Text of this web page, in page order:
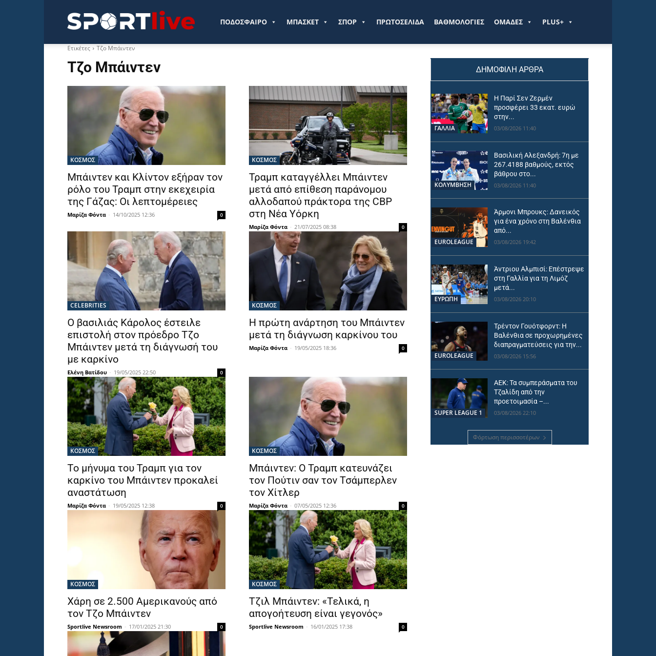
Sportlive.grΠΟΔΟΣΦΑΙΡΟ ΜΠΑΣΚΕΤ ΣΠΟΡ ΠΡΩΤΟΣΕΛΙΔΑ ΒΑΘΜΟΛΟΓΙΕΣ ΟΜΑΔΕΣ PLUS+
Ετικέτες Τζο Μπάιντεν
Τζο Μπάιντεν
ΚΟΣΜΟΣ
Μπάιντεν και Κλίντον εξήραν τον
ρόλο του Τραμπ στην εκεχειρία
της Γάζας: Οι λεπτομέρειες
Μαρίζα Φόντα - 14/10/2025 12:36 0
ΚΟΣΜΟΣ
Τραμπ καταγγέλλει Μπάιντεν
μετά από επίθεση παράνομου
αλλοδαπού πράκτορα της CBP
στη Νέα Υόρκη
Μαρίζα Φόντα - 21/07/2025 08:38 0
CELEBRITIES
Ο βασιλιάς Κάρολος έστειλε
επιστολή στον πρόεδρο Τζο
Μπάιντεν μετά τη διάγνωσή του
με καρκίνο
Ελένη Βατίδου - 19/05/2025 22:50 0
ΚΟΣΜΟΣ
Η πρώτη ανάρτηση του Μπάιντεν
μετά τη διάγνωση καρκίνου του
Μαρίζα Φόντα - 19/05/2025 18:36 0
ΚΟΣΜΟΣ
Το μήνυμα του Τραμπ για τον
καρκίνο του Μπάιντεν προκαλεί
αναστάτωση
Μαρίζα Φόντα - 19/05/2025 12:38 0
ΚΟΣΜΟΣ
Μπάιντεν: Ο Τραμπ κατευνάζει
τον Πούτιν σαν τον Τσάμπερλεν
τον Χίτλερ
Μαρίζα Φόντα - 07/05/2025 12:36 0
ΚΟΣΜΟΣ
Χάρη σε 2.500 Αμερικανούς από
τον Τζο Μπάιντεν
Sportlive Newsroom - 17/01/2025 21:30 0
ΚΟΣΜΟΣ
Τζιλ Μπάιντεν: «Τελικά, η
απογοήτευση είναι γεγονός»
Sportlive Newsroom - 16/01/2025 17:38 0
ΔΗΜΟΦΙΛΗ ΑΡΘΡΑ
ΓΑΛΛΙΑ
Η Παρί Σεν Ζερμέν
προσφέρει 33 εκατ. ευρώ
στην...
03/08/2026 11:40
ΚΟΛΥΜΒΗΣΗ
Βασιλική Αλεξανδρή: 7η με
267.4188 βαθμούς, εκτός
βάθρου στο...
03/08/2026 11:40
EUROLEAGUE
Άρμονι Μπρουκς: Δανεικός
για ένα χρόνο στη Βαλένθια
από...
03/08/2026 19:42
ΕΥΡΩΠΗ
Άντριου Αλμπισί: Επέστρεψε
στη Γαλλία για τη Λιμόζ
μετά...
03/08/2026 20:10
EUROLEAGUE
Τρέντον Γουότφορντ: Η
Βαλένθια σε προχωρημένες
διαπραγματεύσεις για την...
03/08/2026 15:56
SUPER LEAGUE 1
ΑΕΚ: Τα συμπεράσματα του
Τζαλίδη από την
προετοιμασία –...
03/08/2026 22:10
Φόρτωση περισσοτέρων